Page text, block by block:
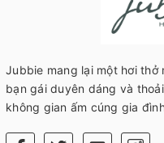
Jubbie mang lại một hơi thở
bạn gái duyên dáng và
không gian ấm cúng gia